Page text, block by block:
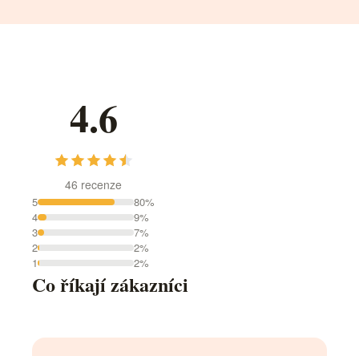
4.6
46 recenze
5
80%
4
9%
3
7%
2
2%
1
2%
Co říkají zákazníci